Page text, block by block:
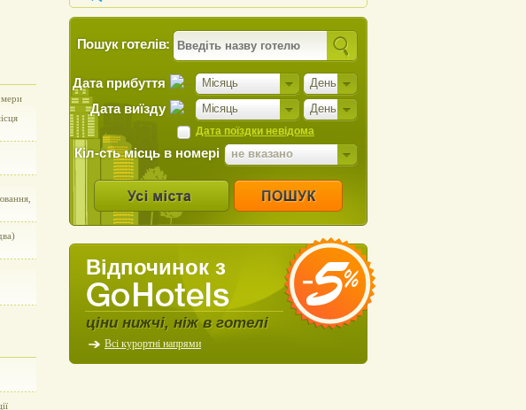
Пошук готелів:
Місяць День
Дата прибуття
Місяць День
Дата виїзду
Дата поїздки невідома
Кіл-сть місць в номері не вказано
Відпочинок з
ціни нижчі, ніж в готелі
Всі курортні напрями